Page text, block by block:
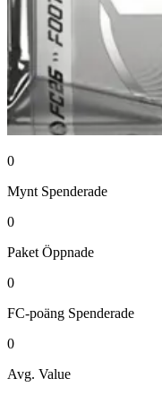
0
Mynt Spenderade
0
Paket Öppnade
0
FC-poäng Spenderade
0
Avg. Value